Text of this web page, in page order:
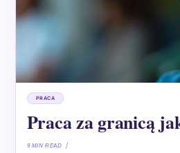
PRACA
Praca za granicą
9 MIN READ